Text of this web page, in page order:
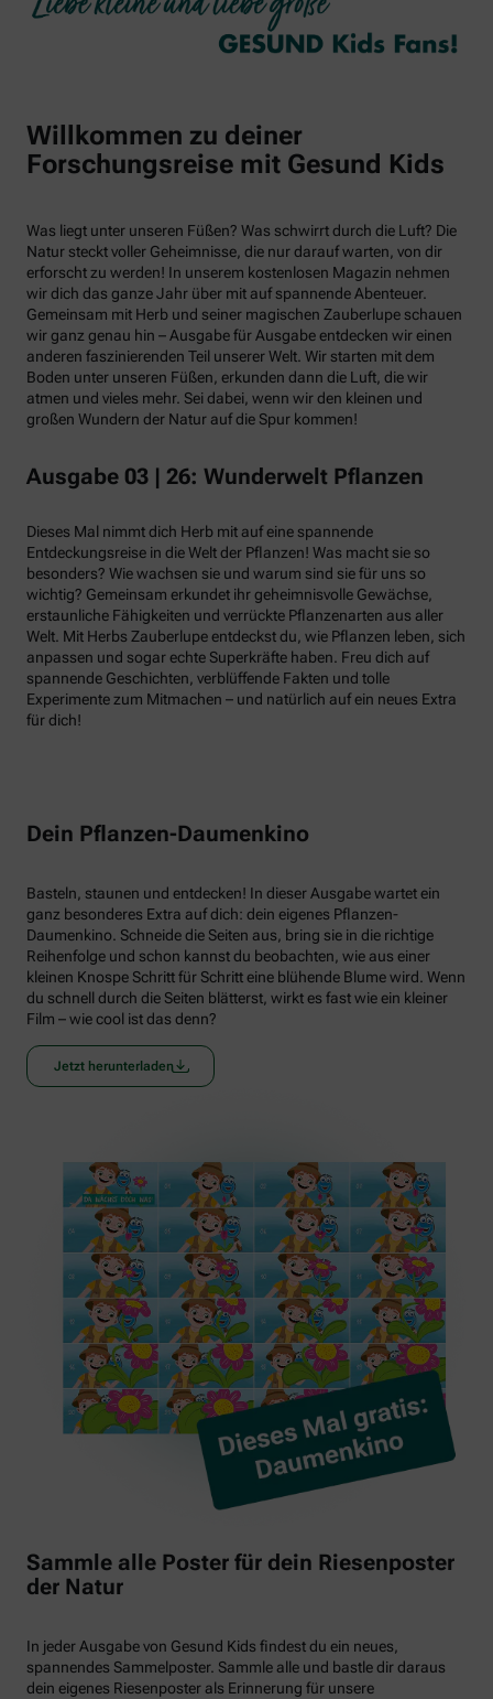
Willkommen zu deiner
Forschungsreise mit Gesund Kids
Was liegt unter unseren Füßen? Was schwirrt durch die Luft? Die
Natur steckt voller Geheimnisse, die nur darauf warten, von dir
erforscht zu werden! In unserem kostenlosen Magazin nehmen
wir dich das ganze Jahr über mit auf spannende Abenteuer.
Gemeinsam mit Herb und seiner magischen Zauberlupe schauen
wir ganz genau hin – Ausgabe für Ausgabe entdecken wir einen
anderen faszinierenden Teil unserer Welt. Wir starten mit dem
Boden unter unseren Füßen, erkunden dann die Luft, die wir
atmen und vieles mehr. Sei dabei, wenn wir den kleinen und
großen Wundern der Natur auf die Spur kommen!
Ausgabe 03 | 26: Wunderwelt Pflanzen
Dieses Mal nimmt dich Herb mit auf eine spannende
Entdeckungsreise in die Welt der Pflanzen! Was macht sie so
besonders? Wie wachsen sie und warum sind sie für uns so
wichtig? Gemeinsam erkundet ihr geheimnisvolle Gewächse,
erstaunliche Fähigkeiten und verrückte Pflanzenarten aus aller
Welt. Mit Herbs Zauberlupe entdeckst du, wie Pflanzen leben, sich
anpassen und sogar echte Superkräfte haben. Freu dich auf
spannende Geschichten, verblüffende Fakten und tolle
Experimente zum Mitmachen – und natürlich auf ein neues Extra
für dich!
Dein Pflanzen-Daumenkino
Basteln, staunen und entdecken! In dieser Ausgabe wartet ein
ganz besonderes Extra auf dich: dein eigenes Pflanzen-
Daumenkino. Schneide die Seiten aus, bring sie in die richtige
Reihenfolge und schon kannst du beobachten, wie aus einer
kleinen Knospe Schritt für Schritt eine blühende Blume wird. Wenn
du schnell durch die Seiten blätterst, wirkt es fast wie ein kleiner
Film – wie cool ist das denn?
Jetzt herunterladen
Sammle alle Poster für dein Riesenposter
der Natur
In jeder Ausgabe von Gesund Kids findest du ein neues,
spannendes Sammelposter. Sammle alle und bastle dir daraus
dein eigenes Riesenposter als Erinnerung für unsere